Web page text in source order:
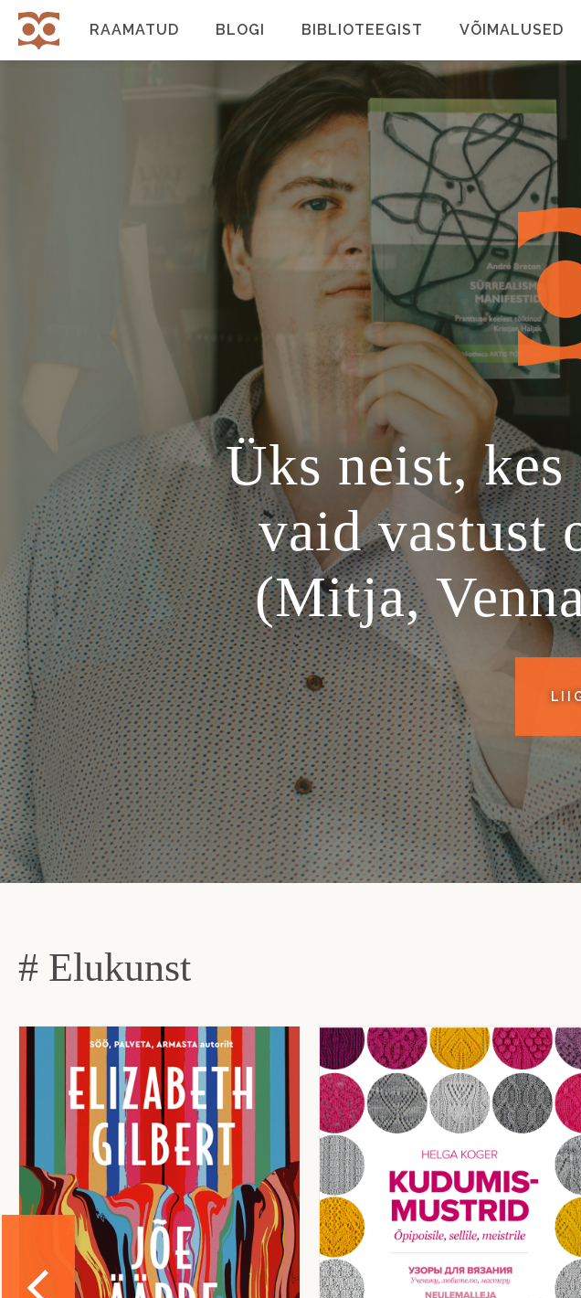
Liigu
edasi
põhisisu
juurde
Põhinavigatsioon
RAAMATUD BLOGI BIBLIOTEEGIST VÕIMALUSED
Üks neist,
vaid vastust
(Mitja,
# Elukunst